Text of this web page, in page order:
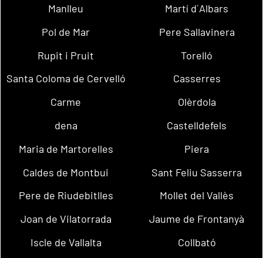
Manlleu
Martí d´Albars
Pol de Mar
Pere Sallavinera
Rupit i Pruit
Torelló
Santa Coloma de Cervelló
Casserres
Carme
Olèrdola
dena
Castelldefels
Maria de Martorelles
Piera
Caldes de Montbui
Sant Feliu Sasserra
Pere de Riudebitlles
Mollet del Vallès
Joan de Vilatorrada
Jaume de Frontanyà
Iscle de Vallalta
Collbató